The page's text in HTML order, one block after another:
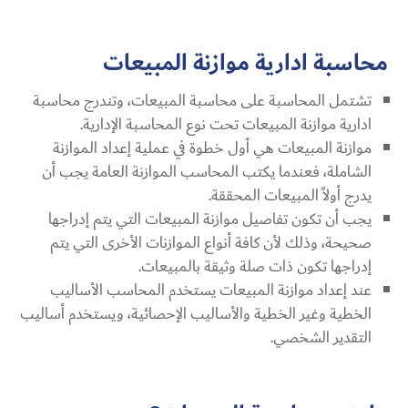
محاسبة ادارية موازنة المبيعات
تشتمل المحاسبة على محاسبة المبيعات، وتندرج محاسبة
ادارية موازنة المبيعات تحت نوع المحاسبة الإدارية.
موازنة المبيعات هي أول خطوة في عملية إعداد الموازنة
الشاملة، فعندما يكتب المحاسب الموازنة العامة يجب أن
يدرج أولاً المبيعات المحققة.
يجب أن تكون تفاصيل موازنة المبيعات التي يتم إدراجها
صحيحة، وذلك لأن كافة أنواع الموازنات الأخرى التي يتم
إدراجها تكون ذات صلة وثيقة بالمبيعات.
عند إعداد موازنة المبيعات يستخدم المحاسب الأساليب
الخطية وغير الخطية والأساليب الإحصائية، ويستخدم أساليب
التقدير الشخصي.